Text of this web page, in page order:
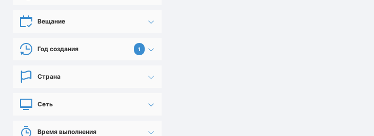
Вещание
Год создания 1
Страна
Сеть
Время выполнения